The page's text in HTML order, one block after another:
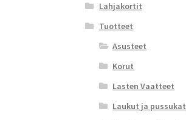
Lahjakortit
Tuotteet
Asusteet
Korut
Lasten Vaatteet
Laukut ja pussukat